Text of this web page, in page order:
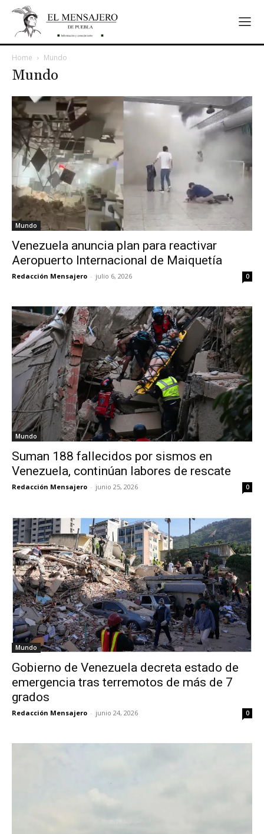
Home Mundo
Mundo
Mundo
Venezuela anuncia plan para reactivar
Aeropuerto Internacional de Maiquetía
Redacción Mensajero - julio 6, 2026 0
Mundo
Suman 188 fallecidos por sismos en
Venezuela, continúan labores de rescate
Redacción Mensajero - junio 25, 2026 0
Mundo
Gobierno de Venezuela decreta estado de
emergencia tras terremotos de más de 7
grados
Redacción Mensajero - junio 24, 2026 0